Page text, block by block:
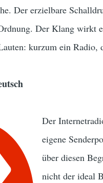
Der erzielbare
Der Klang wirkt
kurzum ein Radio,
Der
eigene
über diesen
nicht der ideal